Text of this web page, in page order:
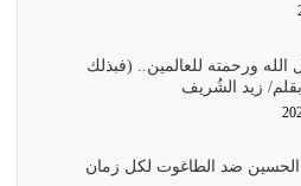
ورحمته للعالمين.. (فبذلك
زيد الشُريف
الحسين ضد الطاغوت لكل زمان